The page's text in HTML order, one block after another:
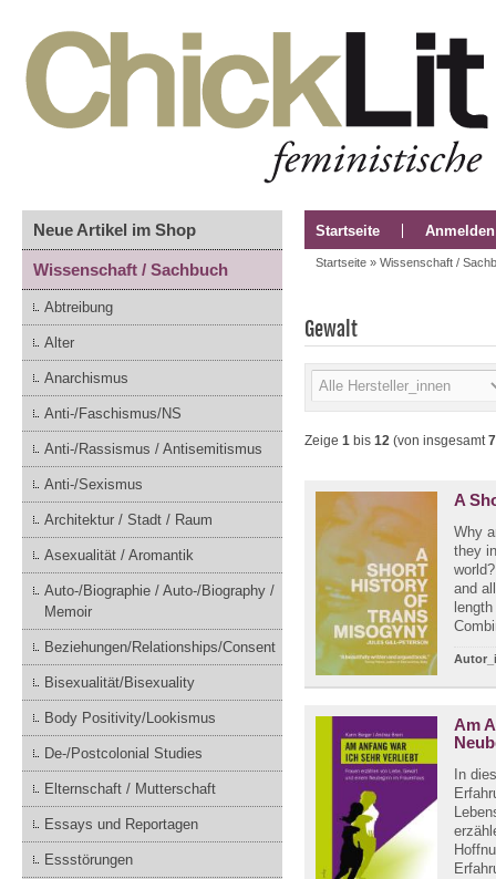
Neue Artikel im Shop
Wissenschaft / Sachbuch
Abtreibung
Alter
Anarchismus
Anti-/Faschismus/NS
Anti-/Rassismus / Antisemitismus
Anti-/Sexismus
Architektur / Stadt / Raum
Asexualität / Aromantik
Auto-/Biographie / Auto-/Biography /
Memoir
Beziehungen/Relationships/Consent
Bisexualität/Bisexuality
Body Positivity/Lookismus
De-/Postcolonial Studies
Elternschaft / Mutterschaft
Essays und Reportagen
Essstörungen
Startseite Anmelden
Startseite » Wissenschaft /
Gewalt
Zeige 1 bis 12 (von insgesamt
A
Why
they
and
Am
In